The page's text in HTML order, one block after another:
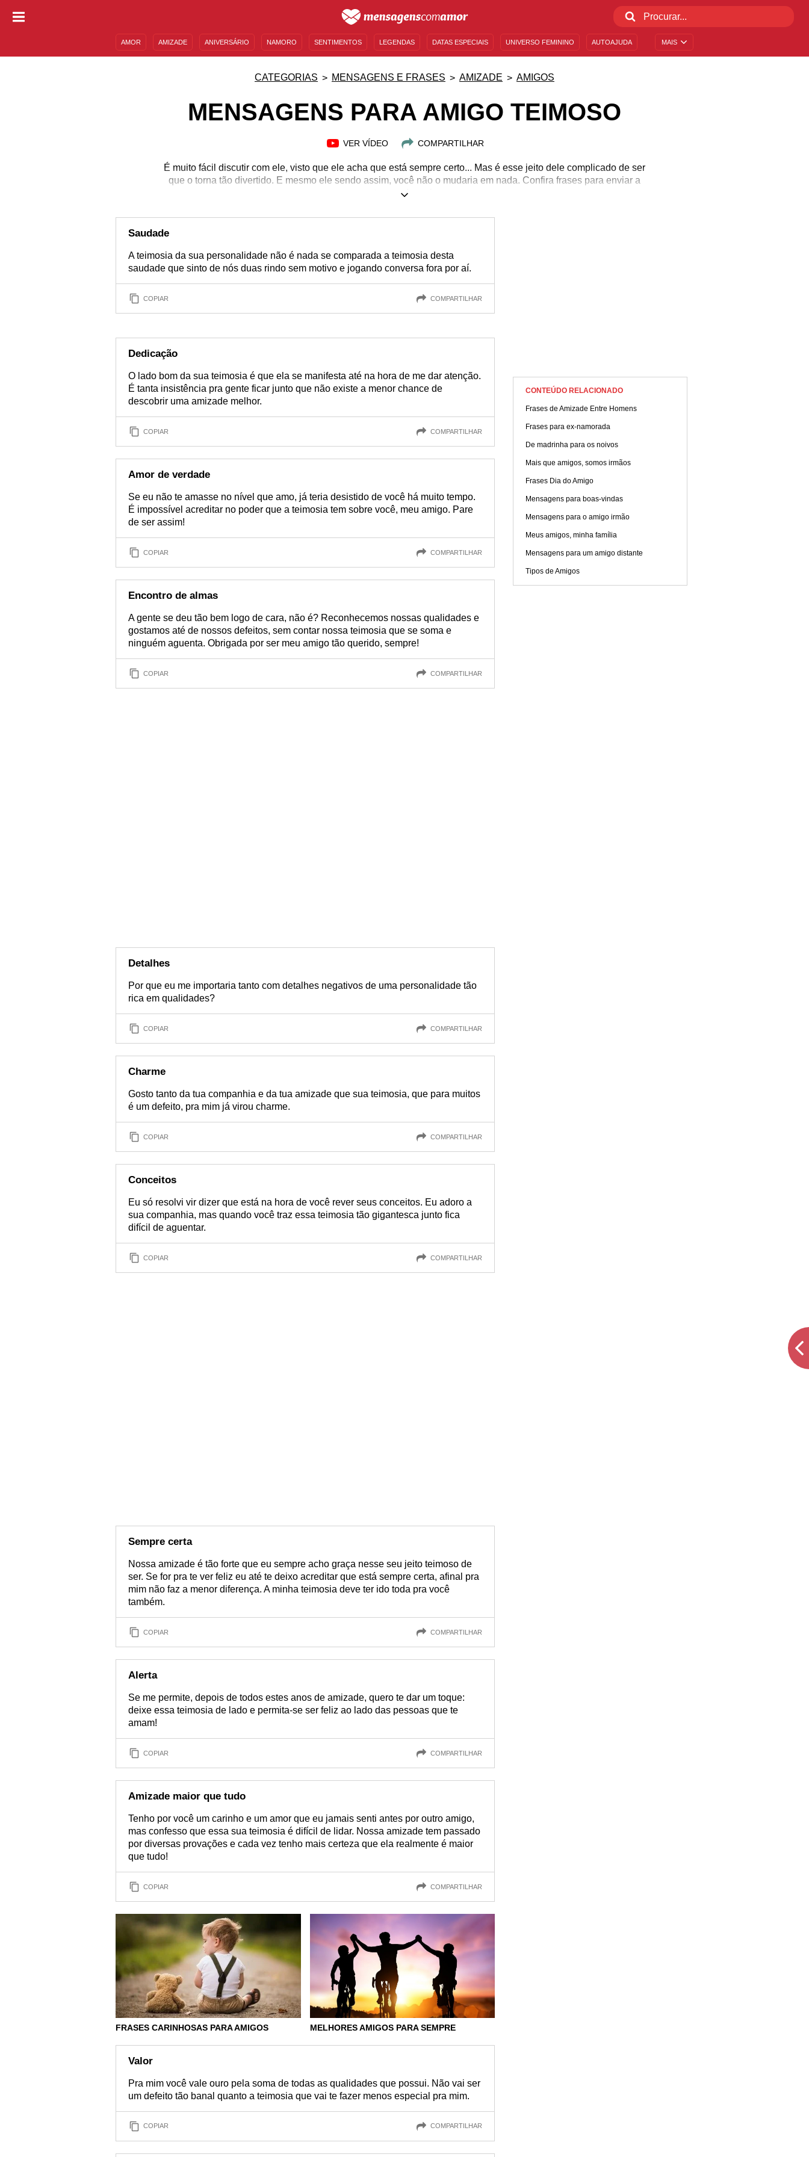
MAIS
AMOR AMIZADE ANIVERSÁRIO NAMORO SENTIMENTOS LEGENDAS DATAS ESPECIAIS UNIVERSO FEMININO AUTOAJUDA
CATEGORIAS MENSAGENS E FRASES AMIZADE AMIGOS
MENSAGENS PARA AMIGO TEIMOSO
VER VÍDEO COMPARTILHAR
É muito fácil discutir com ele, visto que ele acha que está sempre certo... Mas é esse jeito dele complicado de ser
que o torna tão divertido. E mesmo ele sendo assim, você não o mudaria em nada. Confira frases para enviar a
este grande amigo.
Saudade
A teimosia da sua personalidade não é nada se comparada a teimosia desta
saudade que sinto de nós duas rindo sem motivo e jogando conversa fora por aí.
COPIAR COMPARTILHAR
Dedicação
O lado bom da sua teimosia é que ela se manifesta até na hora de me dar atenção.
É tanta insistência pra gente ficar junto que não existe a menor chance de
descobrir uma amizade melhor.
COPIAR COMPARTILHAR
Amor de verdade
Se eu não te amasse no nível que amo, já teria desistido de você há muito tempo.
É impossível acreditar no poder que a teimosia tem sobre você, meu amigo. Pare
de ser assim!
COPIAR COMPARTILHAR
Encontro de almas
A gente se deu tão bem logo de cara, não é? Reconhecemos nossas qualidades e
gostamos até de nossos defeitos, sem contar nossa teimosia que se soma e
ninguém aguenta. Obrigada por ser meu amigo tão querido, sempre!
COPIAR COMPARTILHAR
Detalhes
Por que eu me importaria tanto com detalhes negativos de uma personalidade tão
rica em qualidades?
COPIAR COMPARTILHAR
Charme
Gosto tanto da tua companhia e da tua amizade que sua teimosia, que para muitos
é um defeito, pra mim já virou charme.
COPIAR COMPARTILHAR
Conceitos
Eu só resolvi vir dizer que está na hora de você rever seus conceitos. Eu adoro a
sua companhia, mas quando você traz essa teimosia tão gigantesca junto fica
difícil de aguentar.
COPIAR COMPARTILHAR
Sempre certa
Nossa amizade é tão forte que eu sempre acho graça nesse seu jeito teimoso de
ser. Se for pra te ver feliz eu até te deixo acreditar que está sempre certa, afinal pra
mim não faz a menor diferença. A minha teimosia deve ter ido toda pra você
também.
COPIAR COMPARTILHAR
Alerta
Se me permite, depois de todos estes anos de amizade, quero te dar um toque:
deixe essa teimosia de lado e permita-se ser feliz ao lado das pessoas que te
amam!
COPIAR COMPARTILHAR
Amizade maior que tudo
Tenho por você um carinho e um amor que eu jamais senti antes por outro amigo,
mas confesso que essa sua teimosia é difícil de lidar. Nossa amizade tem passado
por diversas provações e cada vez tenho mais certeza que ela realmente é maior
que tudo!
COPIAR COMPARTILHAR
FRASES CARINHOSAS PARA AMIGOS MELHORES AMIGOS PARA SEMPRE
Valor
Pra mim você vale ouro pela soma de todas as qualidades que possui. Não vai ser
um defeito tão banal quanto a teimosia que vai te fazer menos especial pra mim.
COPIAR COMPARTILHAR
CONTEÚDO RELACIONADO
Frases de Amizade Entre Homens
Frases para ex-namorada
De madrinha para os noivos
Mais que amigos, somos irmãos
Frases Dia do Amigo
Mensagens para boas-vindas
Mensagens para o amigo irmão
Meus amigos, minha família
Mensagens para um amigo distante
Tipos de Amigos